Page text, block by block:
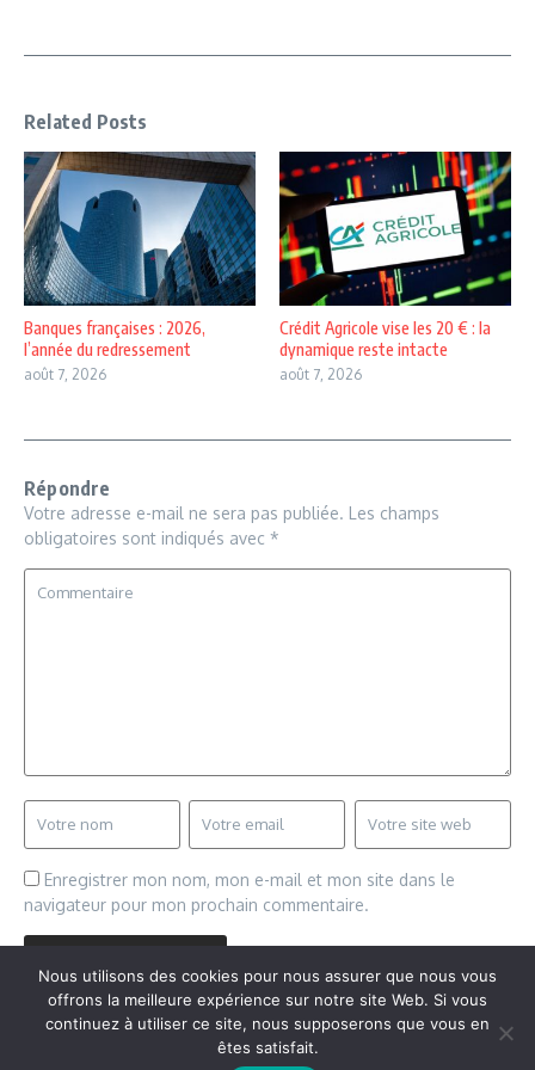
Related Posts
Banques françaises : 2026,
l’année du redressement
août 7, 2026
Crédit Agricole vise les 20 € : la
dynamique reste intacte
août 7, 2026
Répondre
Votre adresse e-mail ne sera pas publiée. Les champs
obligatoires sont indiqués avec *
Enregistrer mon nom, mon e-mail et mon site dans le
navigateur pour mon prochain commentaire.
Copyright © 2026 Vudailleurs.com | Réalisé par
Nous utilisons des cookies pour nous assurer que nous vous
offrons la meilleure expérience sur notre site Web. Si vous
continuez à utiliser ce site, nous supposerons que vous en
êtes satisfait.